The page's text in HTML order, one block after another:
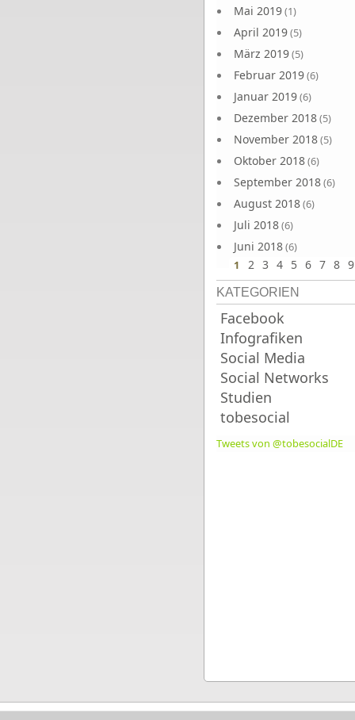
Mai 2019(1)
April 2019(5)
März 2019(5)
Februar 2019(6)
Januar 2019(6)
Dezember 2018(5)
November 2018(5)
Oktober 2018(6)
September 2018(6)
August 2018(6)
Juli 2018(6)
Juni 2018(6)
1 2 3 4 5 6 7 8 9
KATEGORIEN
Facebook
Infografiken
Social Media
Social Networks
Studien
tobesocial
Tweets von @tobesocialDE